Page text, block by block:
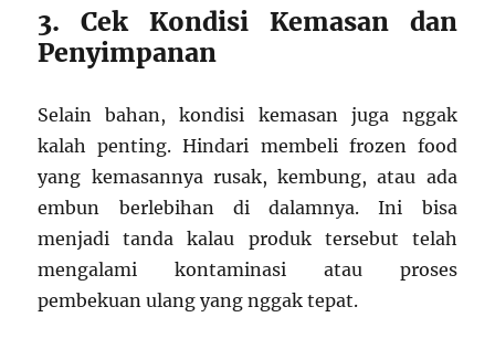
3. Cek Kondisi Kemasan dan
Penyimpanan
Selain bahan, kondisi kemasan juga nggak
kalah penting. Hindari membeli frozen food
yang kemasannya rusak, kembung, atau ada
embun berlebihan di dalamnya. Ini bisa
menjadi tanda kalau produk tersebut telah
mengalami kontaminasi atau proses
pembekuan ulang yang nggak tepat.